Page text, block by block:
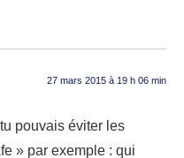
27 mars 2015 à 19 h 06 min
pouvais éviter les
» par exemple : qui